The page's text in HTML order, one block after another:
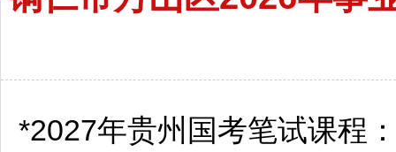
*2027年贵州国考笔试课程